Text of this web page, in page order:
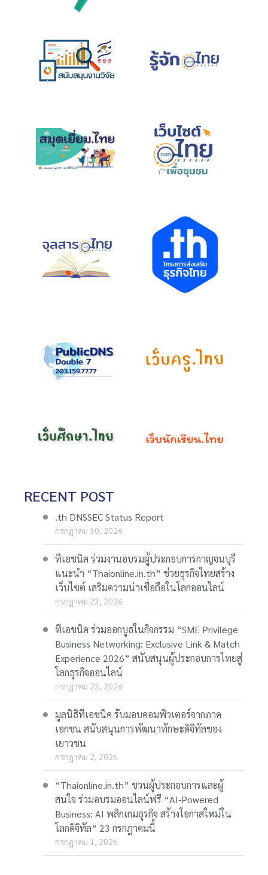
RECENT POST
.th DNSSEC Status Report
กรกฎาคม 30, 2026
ทีเอชนิค ร่วมงานอบรมผู้ประกอบการกาญจนบุรี
แนะนำ “Thaionline.in.th” ช่วยธุรกิจไทยสร้าง
เว็บไซต์ เสริมความน่าเชื่อถือในโลกออนไลน์
กรกฎาคม 23, 2026
ทีเอชนิค ร่วมออกบูธในกิจกรรม “SME Privilege
Business Networking: Exclusive Link & Match
Experience 2026” สนับสนุนผู้ประกอบการไทยสู่
โลกธุรกิจออนไลน์
กรกฎาคม 23, 2026
มูลนิธิทีเอชนิค รับมอบคอมพิวเตอร์จากภาค
เอกชน สนับสนุนการพัฒนาทักษะดิจิทัลของ
เยาวชน
กรกฎาคม 2, 2026
“Thaionline.in.th” ชวนผู้ประกอบการและผู้
สนใจ ร่วมอบรมออนไลน์ฟรี “AI-Powered
Business: AI พลิกเกมธุรกิจ สร้างโอกาสใหม่ใน
โลกดิจิทัล” 23 กรกฎาคมนี้
กรกฎาคม 1, 2026